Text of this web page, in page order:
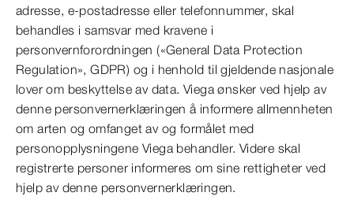
adresse, e-postadresse eller telefonnummer, skal
behandles i samsvar med kravene i
personvernforordningen («General Data Protection
Regulation», GDPR) og i henhold til gjeldende nasjonale
lover om beskyttelse av data. Viega ønsker ved hjelp av
denne personvernerklæringen å informere allmennheten
om arten og omfanget av og formålet med
personopplysningene Viega behandler. Videre skal
registrerte personer informeres om sine rettigheter ved
hjelp av denne personvernerklæringen.